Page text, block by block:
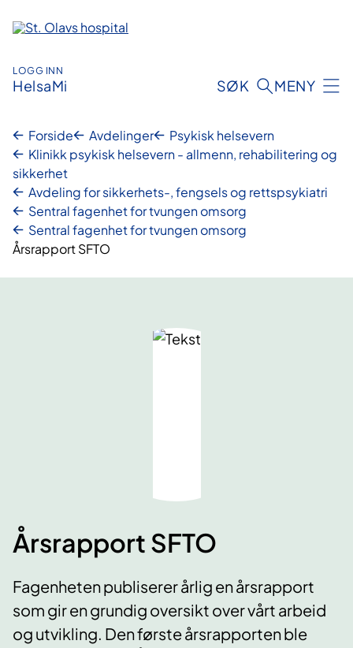
innhold
LOGG INN
HelsaMi SØK MENY
Forside Avdelinger
Psykisk helsevern
Klinikk psykisk helsevern - allmenn, rehabilitering og
sikkerhet
Avdeling for sikkerhets-, fengsels og rettspsykiatri
Sentral fagenhet for tvungen omsorg
Sentral fagenhet for tvungen omsorg
Årsrapport SFTO
Årsrapport SFTO
Fagenheten publiserer årlig en årsrapport
som gir en grundig oversikt over vårt arbeid
og utvikling. Den første årsrapporten ble